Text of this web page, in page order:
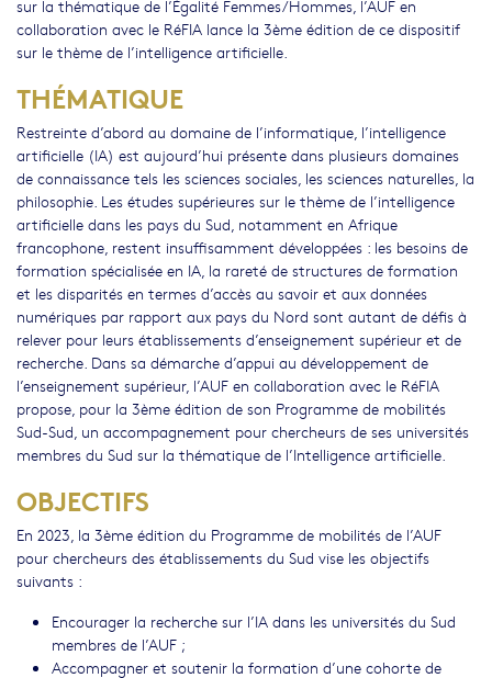
sur la thématique de l’Égalité Femmes/Hommes, l’AUF en
collaboration avec le RéFIA lance la 3ème édition de ce dispositif
sur le thème de l’intelligence artificielle.
THÉMATIQUE
Restreinte d’abord au domaine de l’informatique, l’intelligence
artificielle (IA) est aujourd’hui présente dans plusieurs domaines
de connaissance tels les sciences sociales, les sciences naturelles, la
philosophie. Les études supérieures sur le thème de l’intelligence
artificielle dans les pays du Sud, notamment en Afrique
francophone, restent insuffisamment développées : les besoins de
formation spécialisée en IA, la rareté de structures de formation
et les disparités en termes d’accès au savoir et aux données
numériques par rapport aux pays du Nord sont autant de défis à
relever pour leurs établissements d’enseignement supérieur et de
recherche. Dans sa démarche d’appui au développement de
l’enseignement supérieur, l’AUF en collaboration avec le RéFIA
propose, pour la 3ème édition de son Programme de mobilités
Sud-Sud, un accompagnement pour chercheurs de ses universités
membres du Sud sur la thématique de l’Intelligence artificielle.
OBJECTIFS
En 2023, la 3ème édition du Programme de mobilités de l’AUF
pour chercheurs des établissements du Sud vise les objectifs
suivants :
Encourager la recherche sur l’IA dans les universités du Sud
membres de l’AUF ;
Accompagner et soutenir la formation d’une cohorte de